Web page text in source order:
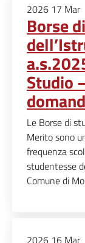
2026 17 Mar
Borse
Studio
Le Borse di
Merito sono
frequenza
studentesse
Comune di
2026 16 Mar